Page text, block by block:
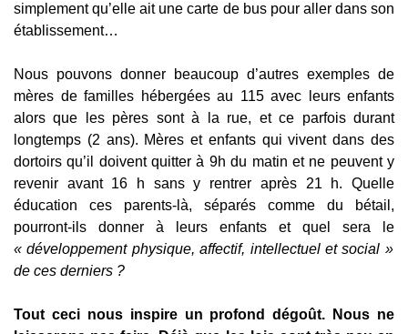
simplement qu’elle ait une carte de bus pour aller dans son
établissement…
Nous pouvons donner beaucoup d’autres exemples de
mères de familles hébergées au 115 avec leurs enfants
alors que les pères sont à la rue, et ce parfois durant
longtemps (2 ans). Mères et enfants qui vivent dans des
dortoirs qu’il doivent quitter à 9h du matin et ne peuvent y
revenir avant 16 h sans y rentrer après 21 h. Quelle
éducation ces parents-là, séparés comme du bétail,
pourront-ils donner à leurs enfants et quel sera le
« développement physique, affectif, intellectuel et social »
de ces derniers ?
Tout ceci nous inspire un profond dégoût. Nous ne